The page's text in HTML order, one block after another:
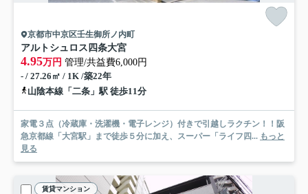
京都市中京区壬生御所ノ内町
アルトシュロス四条大宮
4.95万円 管理/共益費6,000円
- / 27.26㎡ / 1K /築22年
山陰本線「二条」駅 徒歩11分
家電３点（冷蔵庫・洗濯機・電子レンジ）付きで引越しラクチン！！阪
急京都線「大宮駅」まで徒歩５分に加え、スーパー「ライフ四... もっと
見る
賃貸マンション